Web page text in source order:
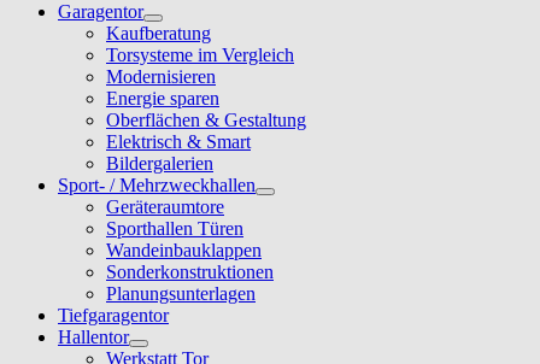
Garagentor
Kaufberatung
Torsysteme im Vergleich
Modernisieren
Energie sparen
Oberflächen & Gestaltung
Elektrisch & Smart
Bildergalerien
Sport- / Mehrzweckhallen
Geräteraumtore
Sporthallen Türen
Wandeinbauklappen
Sonderkonstruktionen
Planungsunterlagen
Tiefgaragentor
Hallentor
Werkstatt Tor